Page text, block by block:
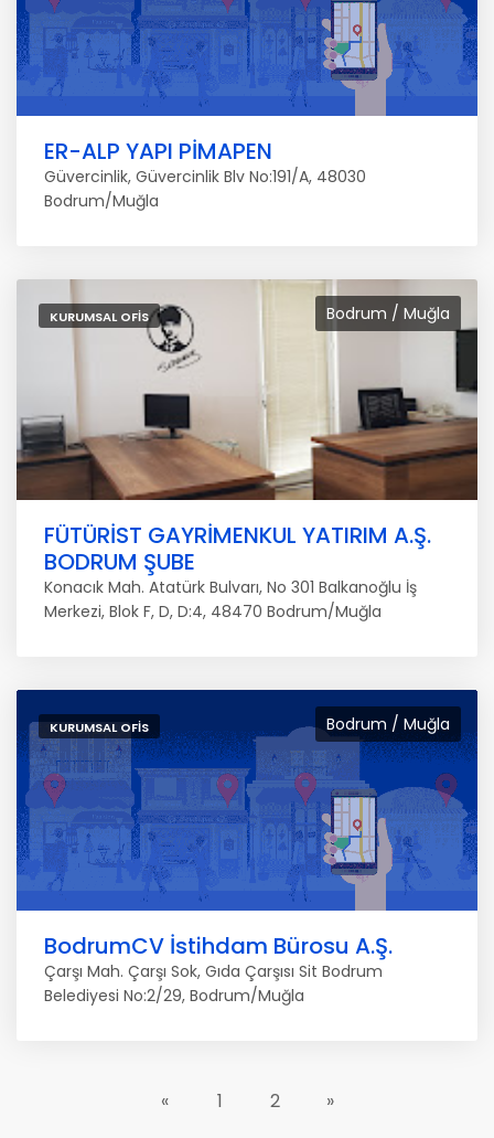
ER-ALP YAPI PİMAPEN
Güvercinlik, Güvercinlik Blv No:191/A, 48030
Bodrum/Muğla
Bodrum / Muğla
KURUMSAL OFIS
FÜTÜRİST GAYRİMENKUL YATIRIM A.Ş.
BODRUM ŞUBE
Konacık Mah. Atatürk Bulvarı, No 301 Balkanoğlu İş
Merkezi, Blok F, D, D:4, 48470 Bodrum/Muğla
Bodrum / Muğla
KURUMSAL OFIS
BodrumCV İstihdam Bürosu A.Ş.
Çarşı Mah. Çarşı Sok, Gıda Çarşısı Sit Bodrum
Belediyesi No:2/29, Bodrum/Muğla
« 1 2 »